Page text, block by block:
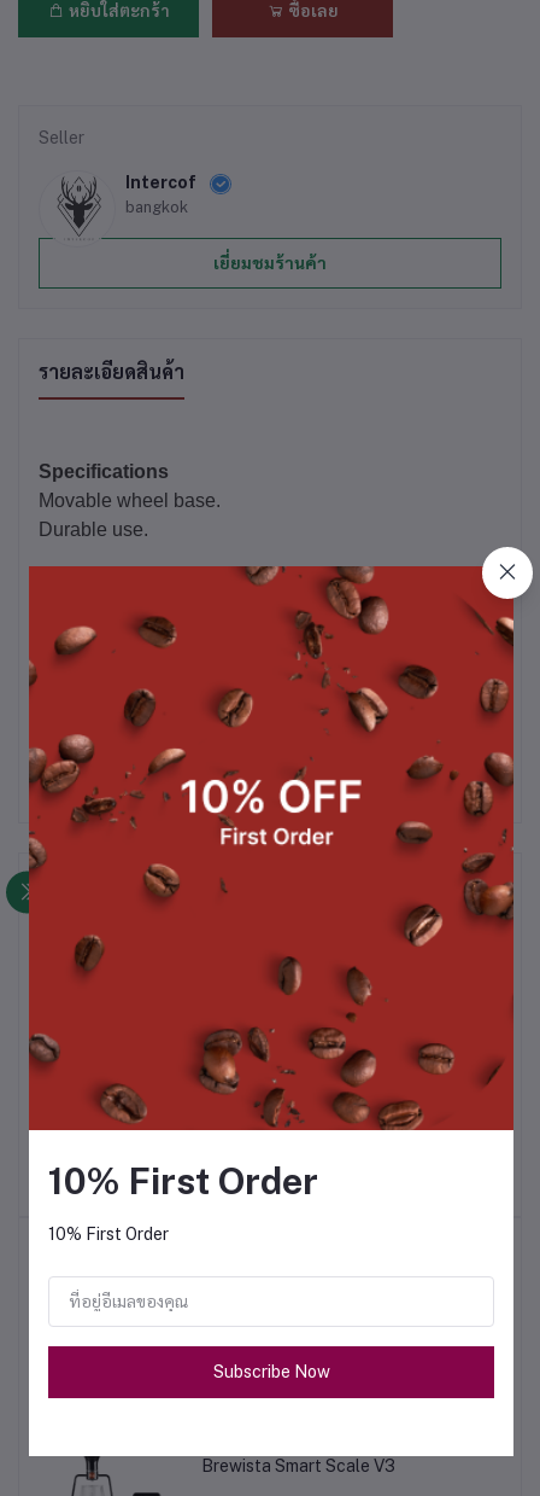
หยิบใส่ตะกร้า ซื้อเลย
Seller
Intercof
bangkok
เยี่ยมชมร้านค้า
รายละเอียดสินค้า
Specifications
Movable wheel base.
Durable use.
Dimension D500 x H580mm
Color grey
Capacity 76 litre
Material PP (polypropylene)
*หมายเหตุ ราคานี้รวม Vat7% แล้ว
สินค้าที่ซื้อบ่อย
Pitcher Rinser - E
฿5,800.00
Pitcher Rinser B-2
Gina Smart Brewer
฿12,000.00
Brewista Smart Scale V3
10% First Order
10% First Order
Subscribe Now